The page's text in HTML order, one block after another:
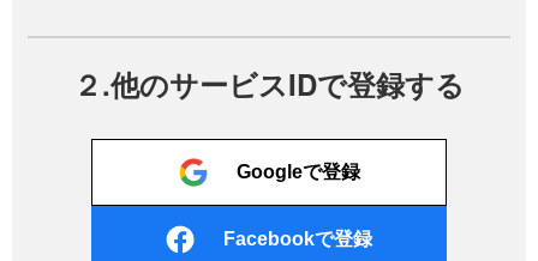
２.他のサービスIDで登録する
Googleで登録
Facebookで登録